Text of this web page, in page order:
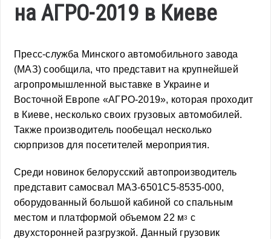
на АГРО-2019 в Киеве
Пресс-служба Минского автомобильного завода
(МАЗ) сообщила, что представит на крупнейшей
агропромышленной выставке в Украине и
Восточной Европе «АГРО-2019», которая проходит
в Киеве, несколько своих грузовых автомобилей.
Также производитель пообещал несколько
сюрпризов для посетителей мероприятия.
Среди новинок белорусский автопроизводитель
представит самосвал МАЗ-6501С5-8535-000,
оборудованный большой кабиной со спальным
местом и платформой объемом 22 м3 с
двухсторонней разгрузкой. Данный грузовик